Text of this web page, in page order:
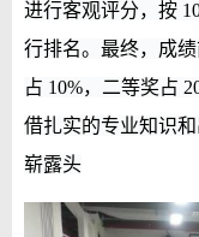
进行客观评分，按
行排名。最终，成
占 10%，二等奖占
借扎实的专业知识
崭露头